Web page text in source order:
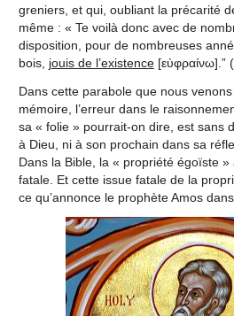
greniers, et qui, oubliant la précarité
même : « Te voilà donc avec de
disposition, pour de nombreuses
bois, jouis de l’existence[εὐφραίνω].”
Dans cette parabole que nous
mémoire, l’erreur dans le
sa « folie » pourrait-on dire, est sans
à Dieu, ni à son prochain
Dans la Bible, la « propriété égoïste
fatale. Et cette issue fatale de la
ce qu’annonce le prophète Amos